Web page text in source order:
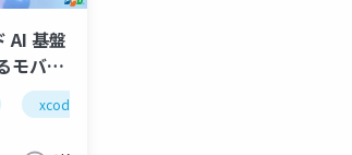
AI 基盤
モバイ
xcode